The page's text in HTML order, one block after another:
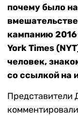
почему было
кампанию 2016
York Times
человек,
со ссылкой на
Представители